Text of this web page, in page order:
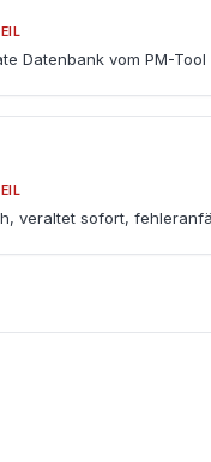
Datenbank vom PM-Tool
veraltet sofort,